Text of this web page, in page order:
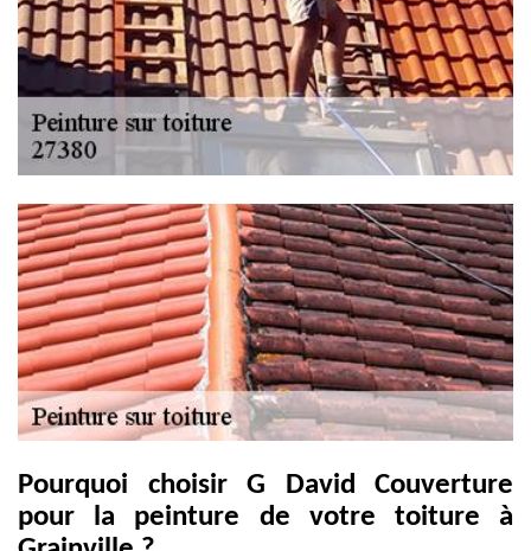
Pourquoi choisir G David Couverture
pour la peinture de votre toiture à